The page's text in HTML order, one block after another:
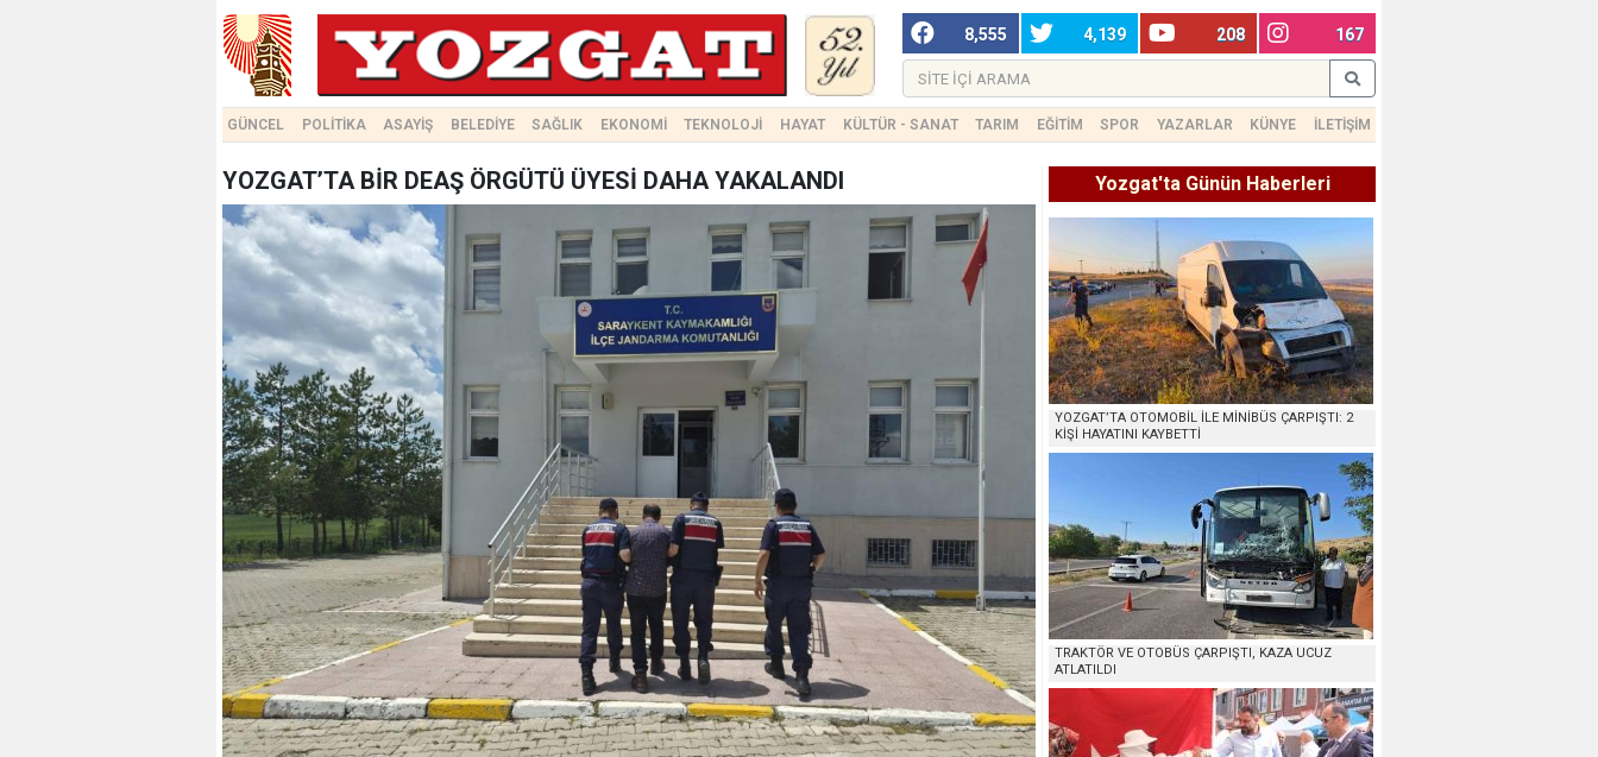
8,555 4,139 208 167
GÜNCEL POLİTİKA ASAYİŞ BELEDİYE SAĞLIK EKONOMİ TEKNOLOJİ HAYAT KÜLTÜR - SANAT TARIM EĞİTİM SPOR YAZARLAR KÜNYE İLETİŞİM
YOZGAT’TA BİR DEAŞ ÖRGÜTÜ ÜYESİ DAHA YAKALANDI Yozgat'ta Günün Haberleri
YOZGAT’TA OTOMOBİL İLE MİNİBÜS ÇARPIŞTI: 2
KİŞİ HAYATINI KAYBETTİ
TRAKTÖR VE OTOBÜS ÇARPIŞTI, KAZA UCUZ
ATLATILDI